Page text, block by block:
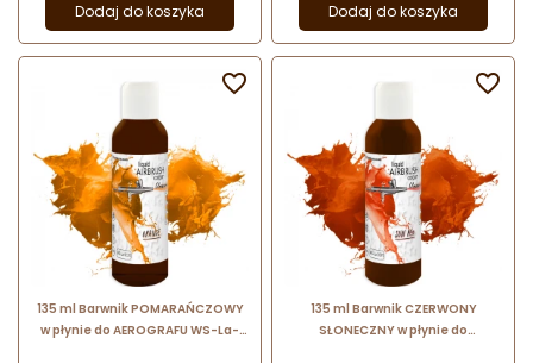
Dodaj do koszyka Dodaj do koszyka
135 ml Barwnik POMARAŃCZOWY
w płynie do AEROGRAFU WS-La-

135 ml Barwnik CZERWONY
SŁONECZNY w płynie do
